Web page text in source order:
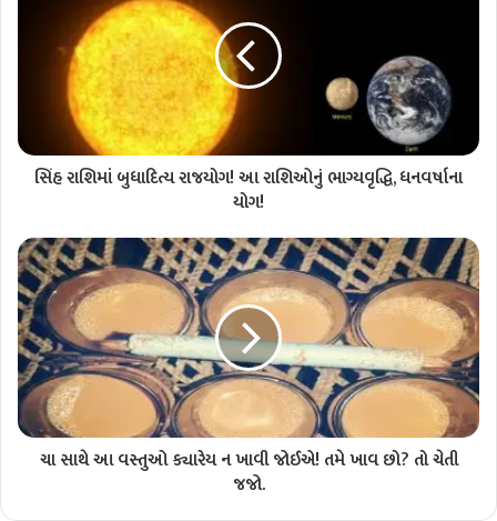
સિંહ રાશિમાં બુધાદિત્ય રાજયોગ! આ રાશિઓનું ભાગ્યવૃદ્ધિ, ધનવર્ષાના
યોગ!
ચા સાથે આ વસ્તુઓ ક્યારેય ન ખાવી જોઈએ! તમે ખાવ છો? તો ચેતી
જજો.